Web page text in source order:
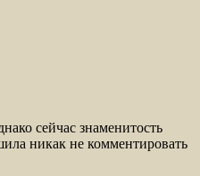
сейчас знаменитость
никак не комментировать